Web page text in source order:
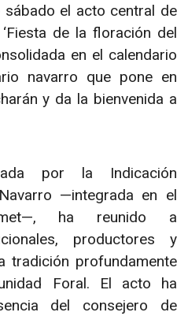
el acto central de
de la floración del
en el calendario
navarro que pone en
y da la bienvenida a
por la Indicación
—integrada en el
ha reunido a
productores y
tradición profundamente
Foral. El acto ha
del consejero de